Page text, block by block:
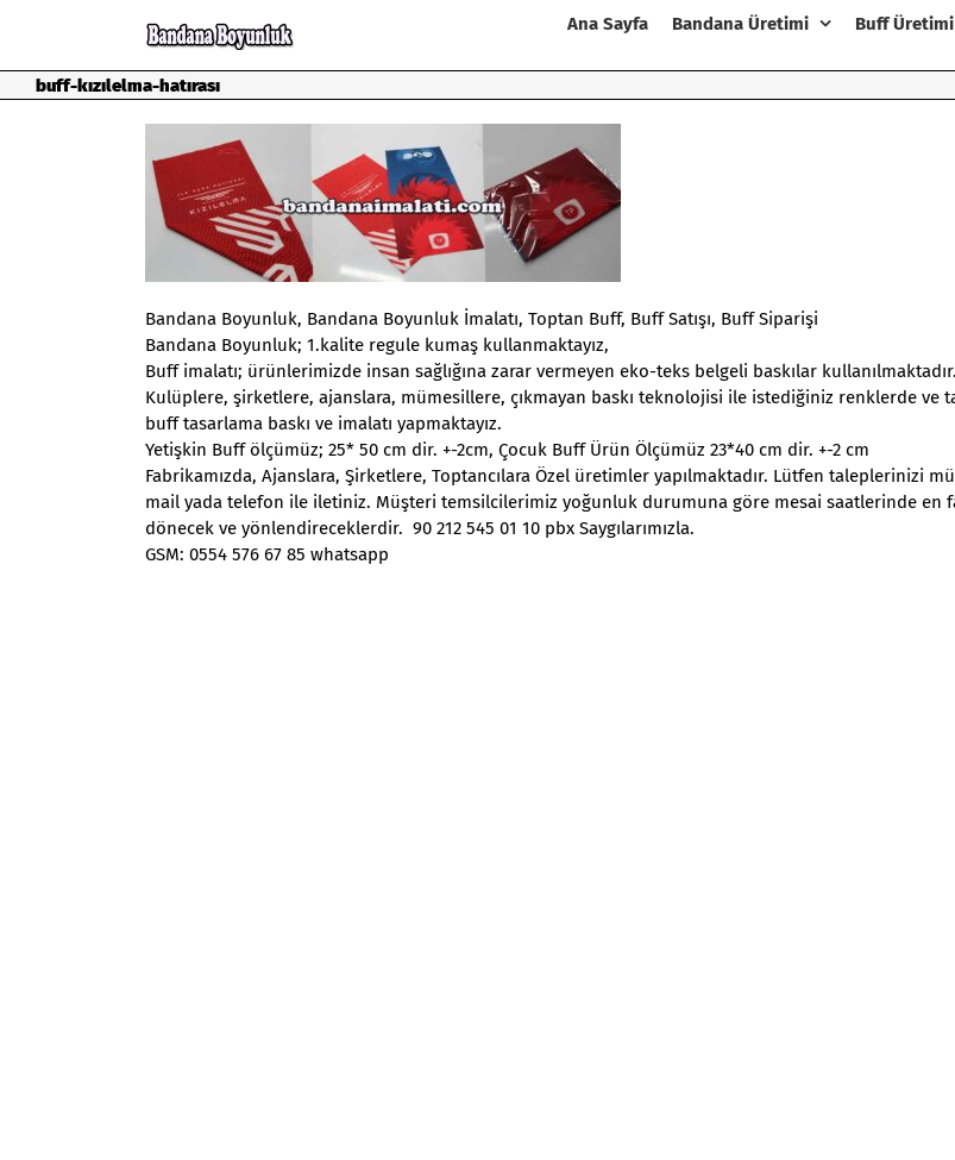
Ana Sayfa Bandana Üretimi Buff Üretimi
buff-kızılelma-hatırası
Bandana Boyunluk, Bandana Boyunluk İmalatı, Toptan Buff, Buff Satışı, Buff Siparişi
Bandana Boyunluk; 1.kalite regule kumaş kullanmaktayız,
Buff imalatı; ürünlerimizde insan sağlığına zarar vermeyen eko-teks belgeli baskılar kullanılmaktadır.
Kulüplere, şirketlere, ajanslara, mümesillere, çıkmayan baskı teknolojisi ile istediğiniz renklerde ve
buff tasarlama baskı ve imalatı yapmaktayız.
Yetişkin Buff ölçümüz; 25* 50 cm dir. +-2cm, Çocuk Buff Ürün Ölçümüz 23*40 cm dir. +-2 cm
Fabrikamızda, Ajanslara, Şirketlere, Toptancılara Özel üretimler yapılmaktadır. Lütfen taleplerinizi
mail yada telefon ile iletiniz. Müşteri temsilcilerimiz yoğunluk durumuna göre mesai saatlerinde en
dönecek ve yönlendireceklerdir. 90 212 545 01 10 pbx Saygılarımızla.
GSM: 0554 576 67 85 whatsapp